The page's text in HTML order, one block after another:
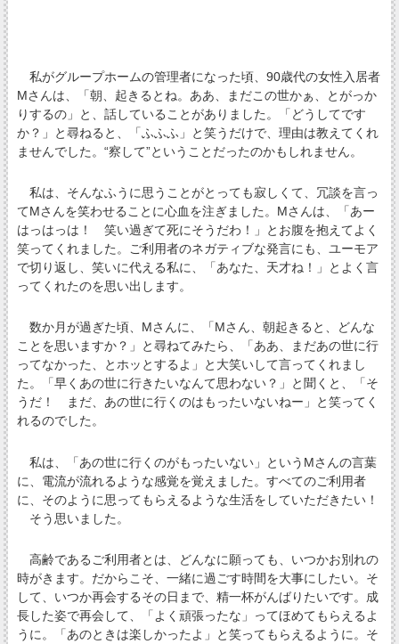
私がグループホームの管理者になった頃、90歳代の女性入居者
Mさんは、「朝、起きるとね。ああ、まだこの世かぁ、とがっか
りするの」と、話していることがありました。「どうしてです
か？」と尋ねると、「ふふふ」と笑うだけで、理由は教えてくれ
ませんでした。“察して”ということだったのかもしれません。
私は、そんなふうに思うことがとっても寂しくて、冗談を言っ
てMさんを笑わせることに心血を注ぎました。Mさんは、「あー
はっはっは！ 笑い過ぎて死にそうだわ！」とお腹を抱えてよく
笑ってくれました。ご利用者のネガティブな発言にも、ユーモア
で切り返し、笑いに代える私に、「あなた、天才ね！」とよく言
ってくれたのを思い出します。
数か月が過ぎた頃、Mさんに、「Mさん、朝起きると、どんな
ことを思いますか？」と尋ねてみたら、「ああ、まだあの世に行
ってなかった、とホッとするよ」と大笑いして言ってくれまし
た。「早くあの世に行きたいなんて思わない？」と聞くと、「そ
うだ！ まだ、あの世に行くのはもったいないねー」と笑ってく
れるのでした。
私は、「あの世に行くのがもったいない」というMさんの言葉
に、電流が流れるような感覚を覚えました。すべてのご利用者
に、そのように思ってもらえるような生活をしていただきたい！
そう思いました。
高齢であるご利用者とは、どんなに願っても、いつかお別れの
時がきます。だからこそ、一緒に過ごす時間を大事にしたい。そ
して、いつか再会するその日まで、精一杯がんばりたいです。成
長した姿で再会して、「よく頑張ったな」ってほめてもらえるよ
うに。「あのときは楽しかったよ」と笑ってもらえるように。そ